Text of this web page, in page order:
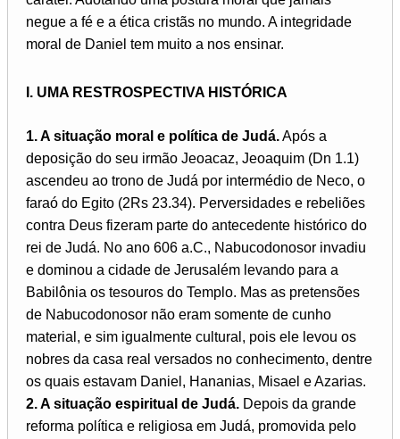
negue a fé e a ética cristãs no mundo. A integridade
moral de Daniel tem muito a nos ensinar.
I. UMA RESTROSPECTIVA HISTÓRICA
1. A situação moral e política de Judá.Após a
deposição do seu irmão Jeoacaz, Jeoaquim (Dn 1.1)
ascendeu ao trono de Judá por intermédio de Neco, o
faraó do Egito (2Rs 23.34). Perversidades e rebeliões
contra Deus fizeram parte do antecedente histórico do
rei de Judá. No ano 606 a.C., Nabucodonosor invadiu
e dominou a cidade de Jerusalém levando para a
Babilônia os tesouros do Templo. Mas as pretensões
de Nabucodonosor não eram somente de cunho
material, e sim igualmente cultural, pois ele levou os
nobres da casa real versados no conhecimento, dentre
os quais estavam Daniel, Hananias, Misael e Azarias.
2. A situação espiritual de Judá. Depois da grande
reforma política e religiosa em Judá, promovida pelo